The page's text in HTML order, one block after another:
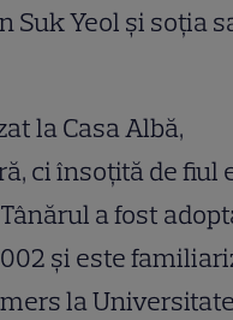
Suk Yeol și soția
la Casa Albă,
ci însoțită de fiul
a fost
și este
la